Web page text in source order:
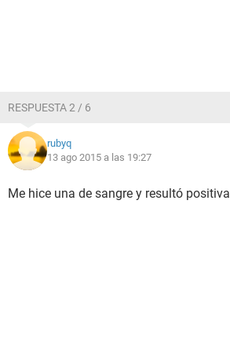
RESPUESTA 2 / 6
rubyq
13 ago 2015 a las 19:27
Me hice una de sangre y resultó positiva